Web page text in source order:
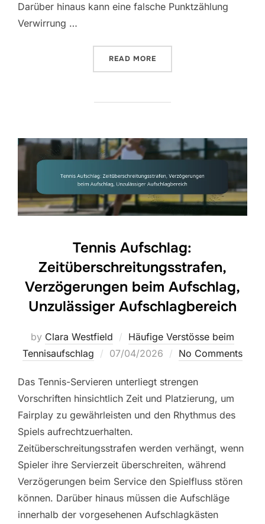
Darüber hinaus kann eine falsche Punktzählung
Verwirrung …
READ MORE
Tennis Aufschlag:
Zeitüberschreitungsstrafen,
Verzögerungen beim Aufschlag,
Unzulässiger Aufschlagbereich
by Clara Westfield
Häufige Verstösse beim
Tennisaufschlag
Posted
07/04/2026 No Comments
Das Tennis-Servieren unterliegt strengen
Vorschriften hinsichtlich Zeit und Platzierung, um
Fairplay zu gewährleisten und den Rhythmus des
Spiels aufrechtzuerhalten.
Zeitüberschreitungsstrafen werden verhängt, wenn
Spieler ihre Servierzeit überschreiten, während
Verzögerungen beim Service den Spielfluss stören
können. Darüber hinaus müssen die Aufschläge
innerhalb der vorgesehenen Aufschlagkästen